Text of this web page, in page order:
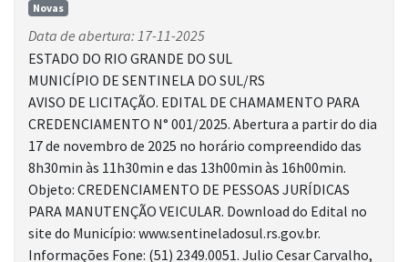
Novas
Data de abertura: 17-11-2025
ESTADO DO RIO GRANDE DO SUL
MUNICÍPIO DE SENTINELA DO SUL/RS
AVISO DE LICITAÇÃO. EDITAL DE CHAMAMENTO PARA
CREDENCIAMENTO N° 001/2025. Abertura a partir do dia
17 de novembro de 2025 no horário compreendido das
8h30min às 11h30min e das 13h00min às 16h00min.
Objeto: CREDENCIAMENTO DE PESSOAS JURÍDICAS
PARA MANUTENÇÃO VEICULAR. Download do Edital no
site do Município: www.sentineladosul.rs.gov.br.
Informações Fone: (51) 2349.0051. Julio Cesar Carvalho,